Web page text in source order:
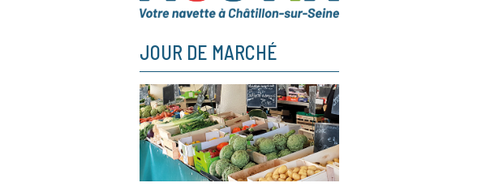
JOUR DE MARCHÉ